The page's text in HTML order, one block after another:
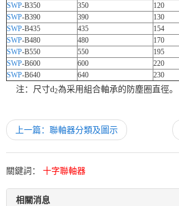
SWP-B350 350 120
SWP-B390 390 130
SWP-B435 435 154
SWP-B480 480 170
SWP-B550 550 195
SWP-B600 600 220
SWP-B640 640 230
注：尺寸d­2­為采用組合軸承的防塵圈直徑。
上一篇：聯軸器分類及圖示
關鍵詞： 十字聯軸器
相關消息